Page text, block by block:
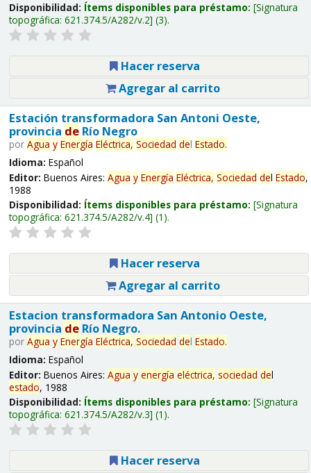
Disponibilidad: Ítems disponibles para préstamo: Signatura
topográfica: 621.374.5/A282/v.2 (3).
Hacer reserva
Agregar al carrito
Estación transformadora San Antoni Oeste,
provincia deRío Negro
por Agua y Energía Eléctrica, Sociedad del Estado.
Idioma: Español
Editor: Buenos Aires: Agua y Energía Eléctrica, Sociedad del Estado,
1988
Disponibilidad: Ítems disponibles para préstamo: Signatura
topográfica: 621.374.5/A282/v.4 (1).
Hacer reserva
Agregar al carrito
Estacion transformadora San Antonio Oeste,
provincia deRío Negro.
por Agua y Energía Eléctrica, Sociedad del Estado.
Idioma: Español
Editor: Buenos Aires: Agua y energía eléctrica, sociedad del
estado, 1988
Disponibilidad: Ítems disponibles para préstamo: Signatura
topográfica: 621.374.5/A282/v.3 (1).
Hacer reserva